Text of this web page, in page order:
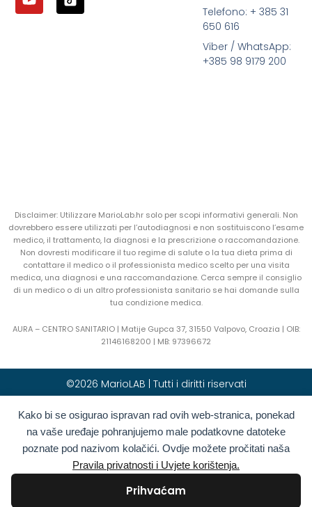
Kako bi se osigurao ispravan rad ovih web-stranica, ponekad
na vaše uređaje pohranjujemo male podatkovne datoteke
poznate pod nazivom kolačići. Ovdje možete pročitati naša
Pravila privatnosti i Uvjete korištenja.
Prihvaćam
Telefono: + 385 31
650 616
Viber / WhatsApp:
+385 98 9179 200
Disclaimer: Utilizzare MarioLab.hr solo per scopi informativi generali. Non
dovrebbero essere utilizzati per l’autodiagnosi e non sostituiscono l’esame
medico, il trattamento, la diagnosi e la prescrizione o raccomandazione.
Non dovresti modificare il tuo regime di salute o la tua dieta prima di
contattare il medico o il professionista medico scelto per una visita
medica, una diagnosi e una raccomandazione. Cerca sempre il consiglio
di un medico o di un altro professionista sanitario se hai domande sulla
tua condizione medica.
AURA – CENTRO SANITARIO | Matije Gupca 37, 31550 Valpovo, Croazia | OIB:
21146168200 | MB: 97396672
©2026 MarioLAB | Tutti i diritti riservati
Hrvatski(Croato) English(Inglese)
Deutsch(Tedesco) Polski(Polacco)
Română(Rumeno )
Italiano
Български(Bulgaro) Français(Francese)
Greco) Slovenčina